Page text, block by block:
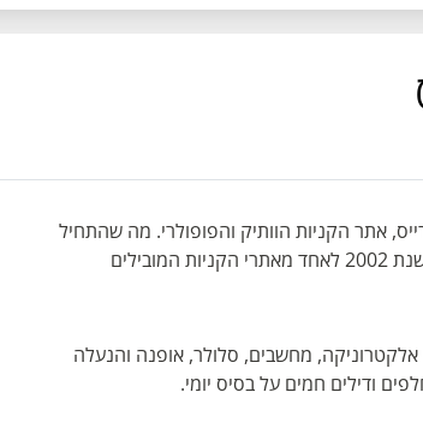
אתר הקניות הוותיק והפופולרי. מה שהתחיל
כחנות קטנה למוצרי חשמל בחיפה של שנות ה-60 הפך בשנת 2002 לאחד מאתרי הקניות המובילים
מחשבים, סלולר, אופנה והנעלה
ודילים חמים על בסיס יומי.